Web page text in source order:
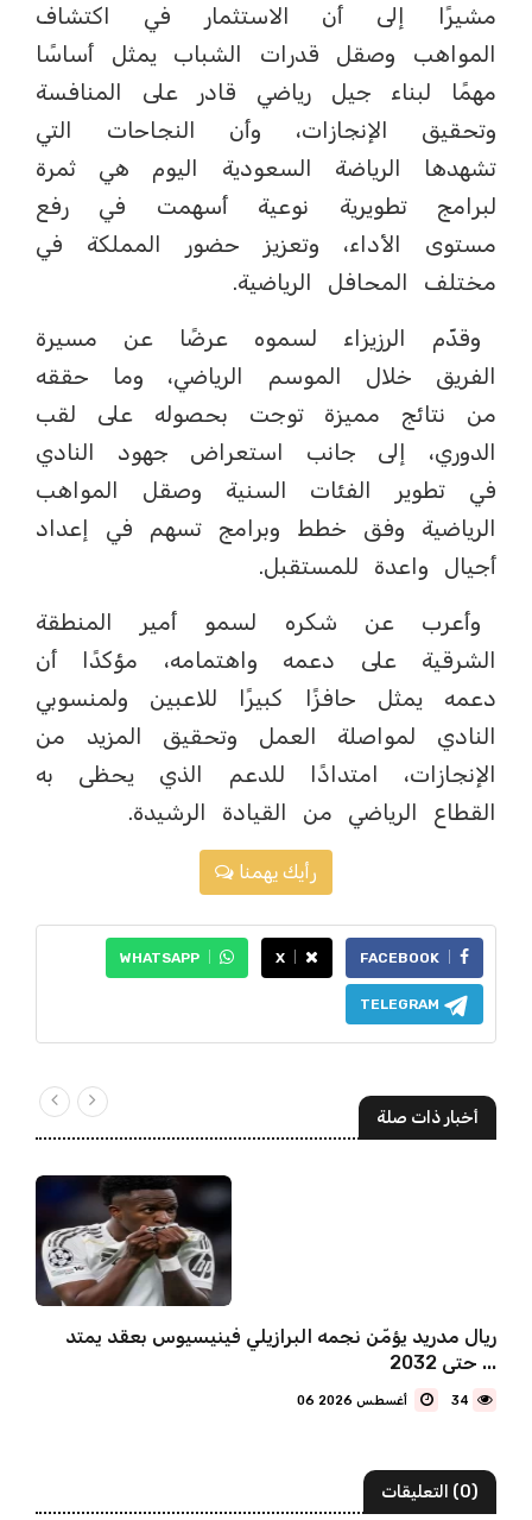
مشيرًا إلى أن الاستثمار في اكتشاف
المواهب وصقل قدرات الشباب يمثل أساسًا
مهمًا لبناء جيل رياضي قادر على المنافسة
وتحقيق الإنجازات، وأن النجاحات التي
تشهدها الرياضة السعودية اليوم هي ثمرة
لبرامج تطويرية نوعية أسهمت في رفع
مستوى الأداء، وتعزيز حضور المملكة في
مختلف المحافل الرياضية.
وقدّم الرزيزاء لسموه عرضًا عن مسيرة
الفريق خلال الموسم الرياضي، وما حققه
من نتائج مميزة توجت بحصوله على لقب
الدوري، إلى جانب استعراض جهود النادي
في تطوير الفئات السنية وصقل المواهب
الرياضية وفق خطط وبرامج تسهم في إعداد
أجيال واعدة للمستقبل.
وأعرب عن شكره لسمو أمير المنطقة
الشرقية على دعمه واهتمامه، مؤكدًا أن
دعمه يمثل حافزًا كبيرًا للاعبين ولمنسوبي
النادي لمواصلة العمل وتحقيق المزيد من
الإنجازات، امتدادًا للدعم الذي يحظى به
القطاع الرياضي من القيادة الرشيدة.
رأيك يهمنا
FACEBOOK
X
WHATSAPP
TELEGRAM
أخبار ذات صلة
ريال مدريد يؤمّن نجمه البرازيلي فينيسيوس بعقد يمتد
حتى 2032 ...
34
(0) التعليقات